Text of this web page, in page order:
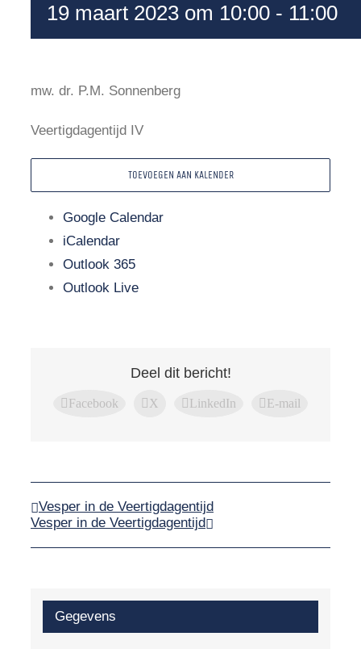
19 maart 2023 om 10:00 - 11:00
mw. dr. P.M. Sonnenberg
Veertigdagentijd IV
TOEVOEGEN AAN KALENDER
Google Calendar
iCalendar
Outlook 365
Outlook Live
Deel dit bericht!
Facebook X LinkedIn E-mail
Vesper in de Veertigdagentijd
Vesper in de Veertigdagentijd
Gegevens